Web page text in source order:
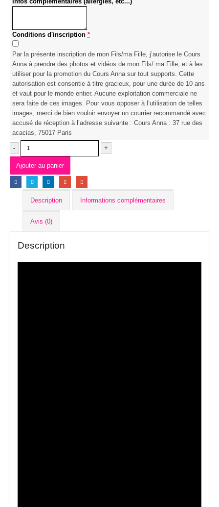
Conditions d'inscription *
Par la présente inscription de mon Fils/ma Fille, j’autorise le Cours
Anna à prendre des photos et vidéos de mon Fils/ ma Fille, et à les
utiliser pour la promotion du Cours Anna sur tout supports. Cette
autorisation est consentie à titre gracieux, pour une durée de 10 ans
et vaut pour le monde entier. Aucune exploitation commerciale ne
sera faite de ces images. Pour vous opposer à l’utilisation de telles
images, merci de bien vouloir envoyer un courrier recommandé avec
accusé de réception à l’adresse suivante : Cours Anna : 37 rue des
acacias, 75017 Paris
- +
Ajouter au panier
Description Informations complémentaires
Avis (0)
Description